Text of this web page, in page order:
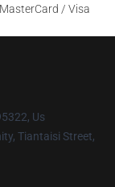
/ Visa
Us
Tiantaisi Street,